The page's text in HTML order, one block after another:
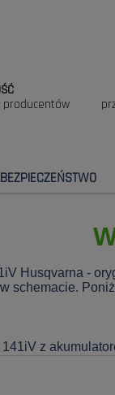
BEZPIECZEŃSTWO
Husqvarna -
schemacie.
z